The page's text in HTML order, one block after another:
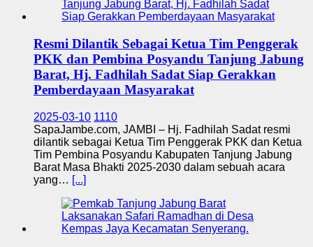
Resmi Dilantik Sebagai Ketua Tim Penggerak
PKK dan Pembina Posyandu Tanjung Jabung
Barat, Hj. Fadhilah Sadat Siap Gerakkan
Pemberdayaan Masyarakat
2025-03-10 1110
SapaJambe.com, JAMBI – Hj. Fadhilah Sadat resmi
dilantik sebagai Ketua Tim Penggerak PKK dan Ketua
Tim Pembina Posyandu Kabupaten Tanjung Jabung
Barat Masa Bhakti 2025-2030 dalam sebuah acara
yang… [...]